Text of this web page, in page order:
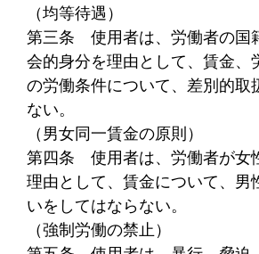
（均等待遇）
第三条 使用者は、労働者の国
会的身分を理由として、賃金、
の労働条件について、差別的取
ない。
（男女同一賃金の原則）
第四条 使用者は、労働者が女
理由として、賃金について、男
いをしてはならない。
（強制労働の禁止）